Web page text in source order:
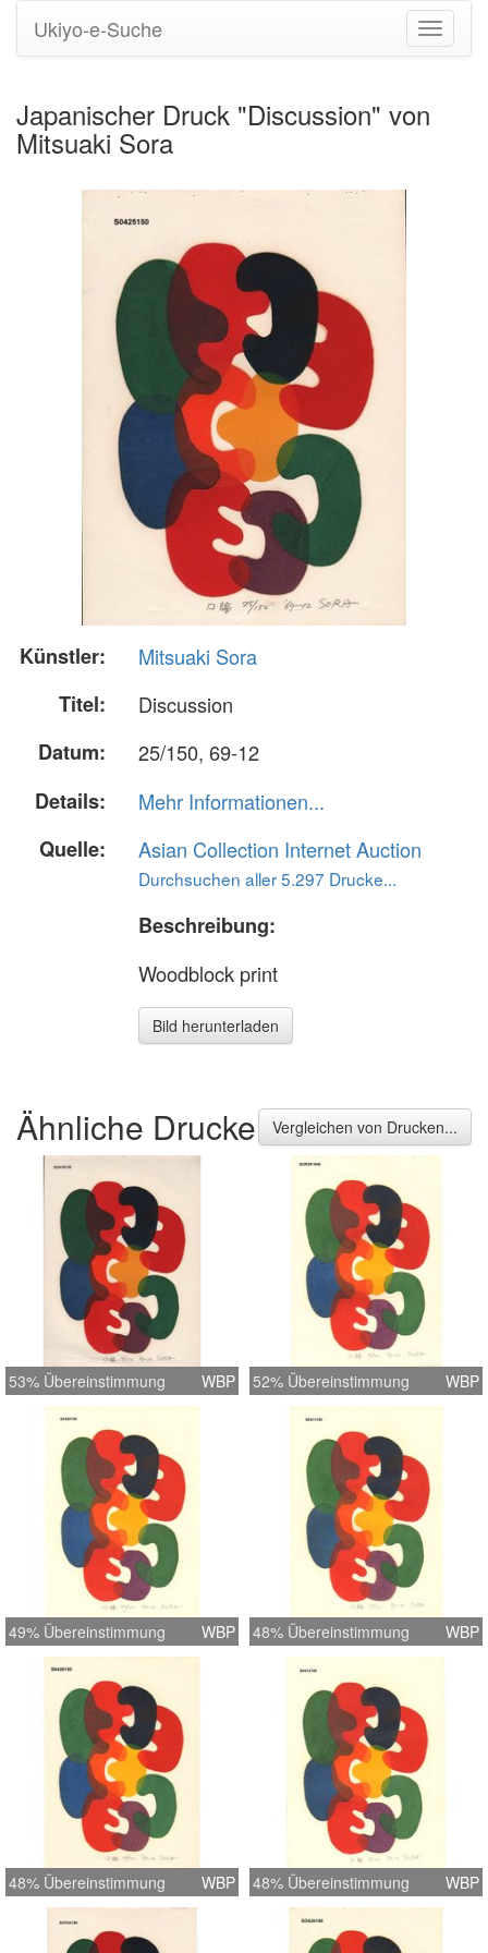
Ukiyo-e-Suche
Japanischer Druck "Discussion" von
Mitsuaki Sora
Künstler:
Mitsuaki Sora
Titel:
Discussion
Datum:
25/150, 69-12
Details:
Mehr Informationen...
Quelle:
Asian Collection Internet Auction
Durchsuchen aller 5.297 Drucke...
Beschreibung:
Woodblock print
Bild herunterladen
Ähnliche Drucke Vergleichen von Drucken...
53% Übereinstimmung WBP 52% Übereinstimmung WBP
49% Übereinstimmung WBP 48% Übereinstimmung WBP
48% Übereinstimmung WBP 48% Übereinstimmung WBP